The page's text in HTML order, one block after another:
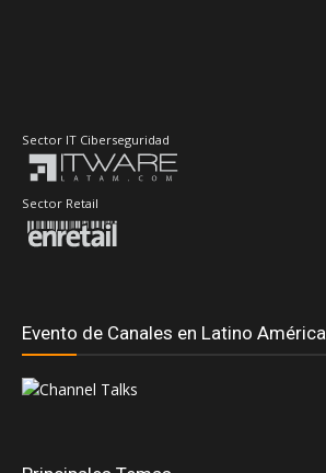
Sector IT Ciberseguridad
Sector Retail
Evento de Canales en Latino América